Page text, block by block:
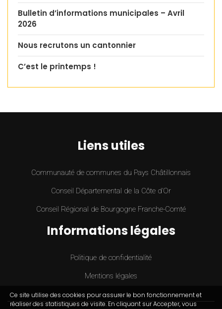
Bulletin d’informations municipales – Avril
2026
Nous recrutons un cantonnier
C’est le printemps !
Liens utiles
Communauté de communes du Pays Châtillonnais
Conseil Départemental de la Côte d’Or
Conseil Régional de Bourgogne Franche-Comté
Informations légales
Politique de confidentialité
Mentions légales
Ce site utilise des cookies pour assurer le bon fonctionnement et
réaliser des statistiques de visite. En cliquant sur Accepter, vous